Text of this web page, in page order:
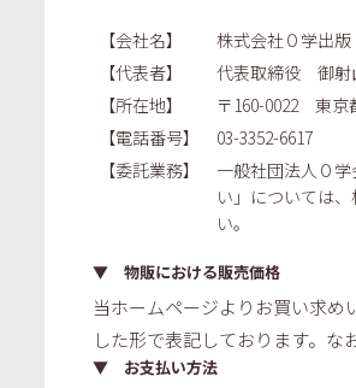
【会社名】 株式会社０学出版
【代表者】 代表取締役 御射
【所在地】 〒160-0022 東京
【電話番号】 03-3352-6617
【委託業務】 一般社団法人０
い」については
い。
▼ 物販における販売価格
当ホームページよりお買い求
した形で表記しております。
▼ お支払い方法